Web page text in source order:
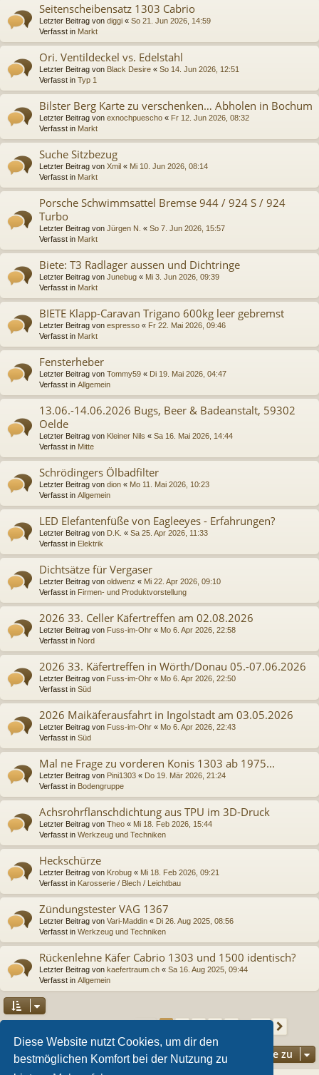
Diese Website nutzt Cookies, um dir den
bestmöglichen Komfort bei der Nutzung zu
Seitenscheibensatz 1303 Cabrio
Letzter Beitrag von diggi « So 21. Jun 2026, 14:59
Verfasst in Markt
Ori. Ventildeckel vs. Edelstahl
Letzter Beitrag von Black Desire « So 14. Jun 2026, 12:51
Verfasst in Typ 1
Bilster Berg Karte zu verschenken… Abholen in Bochum
Letzter Beitrag von exnochpuescho « Fr 12. Jun 2026, 08:32
Verfasst in Markt
Suche Sitzbezug
Letzter Beitrag von Xmil « Mi 10. Jun 2026, 08:14
Verfasst in Markt
Porsche Schwimmsattel Bremse 944 / 924 S / 924
Turbo
Letzter Beitrag von Jürgen N. « So 7. Jun 2026, 15:57
Verfasst in Markt
Biete: T3 Radlager aussen und Dichtringe
Letzter Beitrag von Junebug « Mi 3. Jun 2026, 09:39
Verfasst in Markt
BIETE Klapp-Caravan Trigano 600kg leer gebremst
Letzter Beitrag von espresso « Fr 22. Mai 2026, 09:46
Verfasst in Markt
Fensterheber
Letzter Beitrag von Tommy59 « Di 19. Mai 2026, 04:47
Verfasst in Allgemein
13.06.-14.06.2026 Bugs, Beer & Badeanstalt, 59302
Oelde
Letzter Beitrag von Kleiner Nils « Sa 16. Mai 2026, 14:44
Verfasst in Mitte
Schrödingers Ölbadfilter
Letzter Beitrag von dion « Mo 11. Mai 2026, 10:23
Verfasst in Allgemein
LED Elefantenfüße von Eagleeyes - Erfahrungen?
Letzter Beitrag von D.K. « Sa 25. Apr 2026, 11:33
Verfasst in Elektrik
Dichtsätze für Vergaser
Letzter Beitrag von oldwenz « Mi 22. Apr 2026, 09:10
Verfasst in Firmen- und Produktvorstellung
2026 33. Celler Käfertreffen am 02.08.2026
Letzter Beitrag von Fuss-im-Ohr « Mo 6. Apr 2026, 22:58
Verfasst in Nord
2026 33. Käfertreffen in Wörth/Donau 05.-07.06.2026
Letzter Beitrag von Fuss-im-Ohr « Mo 6. Apr 2026, 22:50
Verfasst in Süd
2026 Maikäferausfahrt in Ingolstadt am 03.05.2026
Letzter Beitrag von Fuss-im-Ohr « Mo 6. Apr 2026, 22:43
Verfasst in Süd
Mal ne Frage zu vorderen Konis 1303 ab 1975...
Letzter Beitrag von Pini1303 « Do 19. Mär 2026, 21:24
Verfasst in Bodengruppe
Achsrohrflanschdichtung aus TPU im 3D-Druck
Letzter Beitrag von Theo « Mi 18. Feb 2026, 15:44
Verfasst in Werkzeug und Techniken
Heckschürze
Letzter Beitrag von Krobug « Mi 18. Feb 2026, 09:21
Verfasst in Karosserie / Blech / Leichtbau
Zündungstester VAG 1367
Letzter Beitrag von Vari-Maddin « Di 26. Aug 2025, 08:56
Verfasst in Werkzeug und Techniken
Rückenlehne Käfer Cabrio 1303 und 1500 identisch?
Letzter Beitrag von kaefertraum.ch « Sa 16. Aug 2025, 09:44
Verfasst in Allgemein
Gehe zu